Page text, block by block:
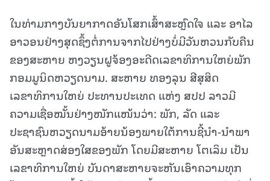
ໃນທ່າມກາງບັນຍາກາດອັນໂສກເສົ້າສະຫຼົດໃຈ ແລະ ອາໄລ
ອາວອນຢ່າງສຸດຊຶ້ງຕໍ່ການຈາກໄປຢ່າງບໍ່ມີວັນຫວນກັບຄືນ
ຂອງສະຫາຍ ຫງວຽນຝູຈ້ອງອະດີດເລຂາທິການໃຫຍ່ພັກ
ກອມມູນິດຫວຽດນາມ. ສະຫາຍ ທອງລຸນ ສີສຸສິດ
ເລຂາທິການໃຫຍ່ ປະທານປະເທດ ແຫ່ງ ສປປ ລາວມີ
ຄວາມເຊື່ອໝັ້ນຢ່າງໜັກແໜ້ນວ່າ: ພັກ, ລັດ ແລະ
ປະຊາຊົນຫວຽດນາມອ້າຍນ້ອງພາຍໃຕ້ການຊີ້ນຳ-ນຳພາ
ອັນສະຫຼາດສ່ອງໃສຂອງພັກ ໂດຍມີສະຫາຍ ໂຕເລິມ ເປັນ
ເລຂາທິການໃຫຍ່ ບັນດາສະຫາຍຈະຫັນເອົາຄວາມທຸກ